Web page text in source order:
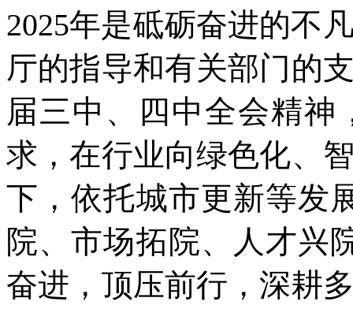
2025年是砥砺奋进的不
厅的指导和有关部门的
届三中、四中全会精
求，在行业向绿色化、
下，依托城市更新等发
院、市场拓院、人才兴
奋进，顶压前行，深耕